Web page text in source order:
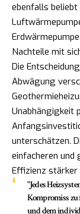
ebenfalls beliebt
Nachteile mit
Die
Abwägung
Unabhängigkeit
unterschätzen.
einfacheren und
Effizienz stärker
"Jedes
Kompromiss zu
und dem